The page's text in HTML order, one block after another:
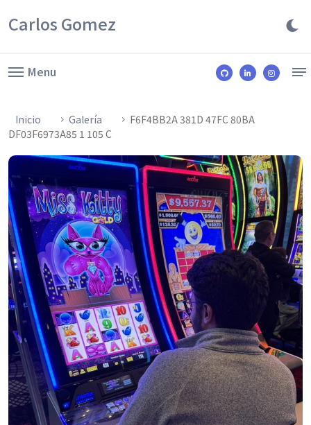
Carlos Gomez
Menu
Inicio Galería
F6F4BB2A 381D 47FC 80BA
DF03F6973A85 1 105 C